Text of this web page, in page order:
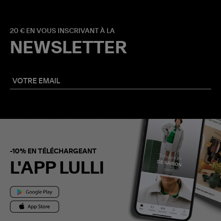
20 € EN VOUS INSCRIVANT À LA
NEWSLETTER
-10% EN TÉLÉCHARGEANT
L'APP LULLI